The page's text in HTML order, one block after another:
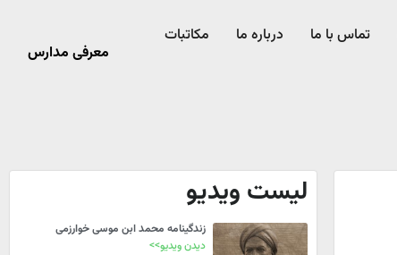
تماس با ما درباره ما
مکاتبات
معرفی مدارس
لیست ویدیو
زندگینامه محمد ابن موسی خوارزمی
دیدن ویدیو>>